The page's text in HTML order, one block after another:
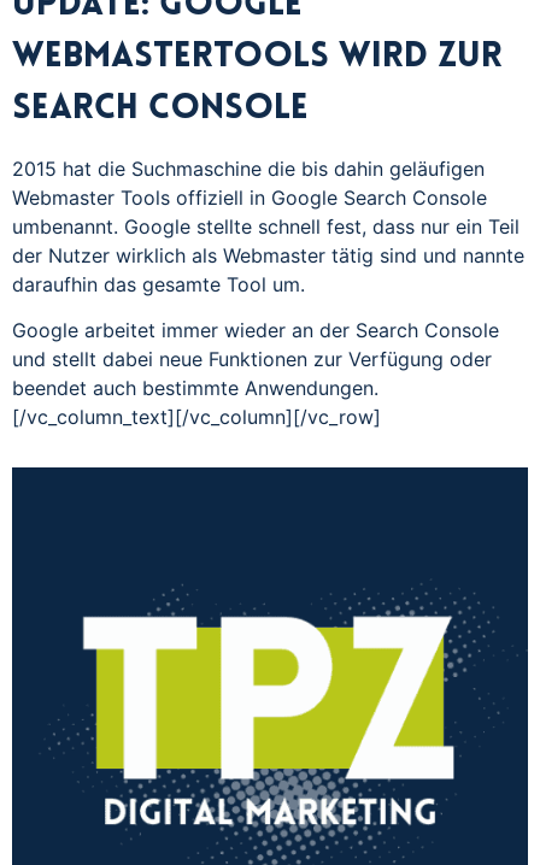
Webmastertools wird zur
Search Console
2015 hat die Suchmaschine die bis dahin geläufigen
Webmaster Tools offiziell in Google Search Console
umbenannt. Google stellte schnell fest, dass nur ein Teil
der Nutzer wirklich als Webmaster tätig sind und nannte
daraufhin das gesamte Tool um.
Google arbeitet immer wieder an der Search Console
und stellt dabei neue Funktionen zur Verfügung oder
beendet auch bestimmte Anwendungen.
[/vc_column_text][/vc_column][/vc_row]